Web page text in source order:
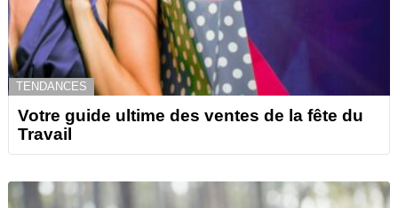
TENDANCES
Votre guide ultime des ventes de la fête du
Travail